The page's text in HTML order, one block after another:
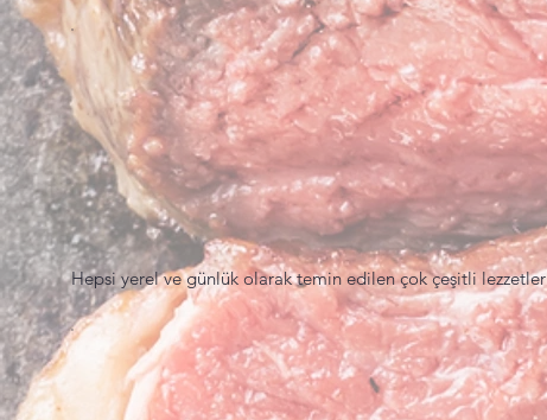
Hepsi yerel ve günlük olarak temin edilen çok çeşitli lezzetler